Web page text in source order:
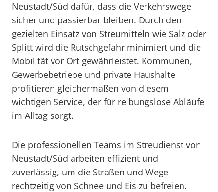
Neustadt/Süd dafür, dass die Verkehrswege
sicher und passierbar bleiben. Durch den
gezielten Einsatz von Streumitteln wie Salz oder
Splitt wird die Rutschgefahr minimiert und die
Mobilität vor Ort gewährleistet. Kommunen,
Gewerbebetriebe und private Haushalte
profitieren gleichermaßen von diesem
wichtigen Service, der für reibungslose Abläufe
im Alltag sorgt.
Die professionellen Teams im Streudienst von
Neustadt/Süd arbeiten effizient und
zuverlässig, um die Straßen und Wege
rechtzeitig von Schnee und Eis zu befreien.